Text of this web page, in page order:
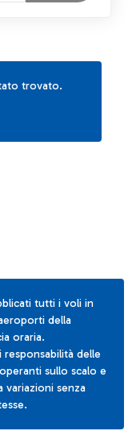
trovato.
tutti i voli in
della
oraria.
delle
sullo scalo e
variazioni senza